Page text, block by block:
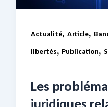
Actualité, Article,
libertés, Publication,
Les